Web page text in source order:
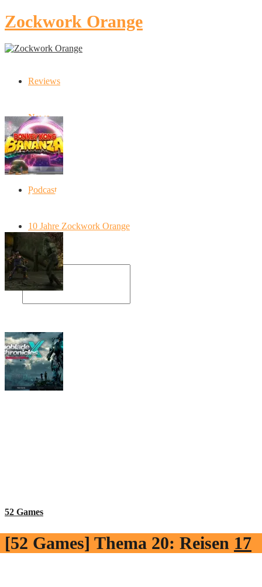
Zockwork Orange
Reviews
News
Artikel
Podcast
10 Jahre Zockwork Orange
Donkey Kong Bananza: “Ich mache alles
52 Games
[52 Games] Thema 20: Reisen 17